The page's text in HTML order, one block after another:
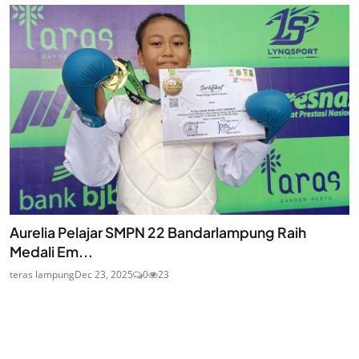
Aurelia Pelajar SMPN 22 Bandarlampung Raih
Medali Em...
teras lampungDec 23, 2025 0 23